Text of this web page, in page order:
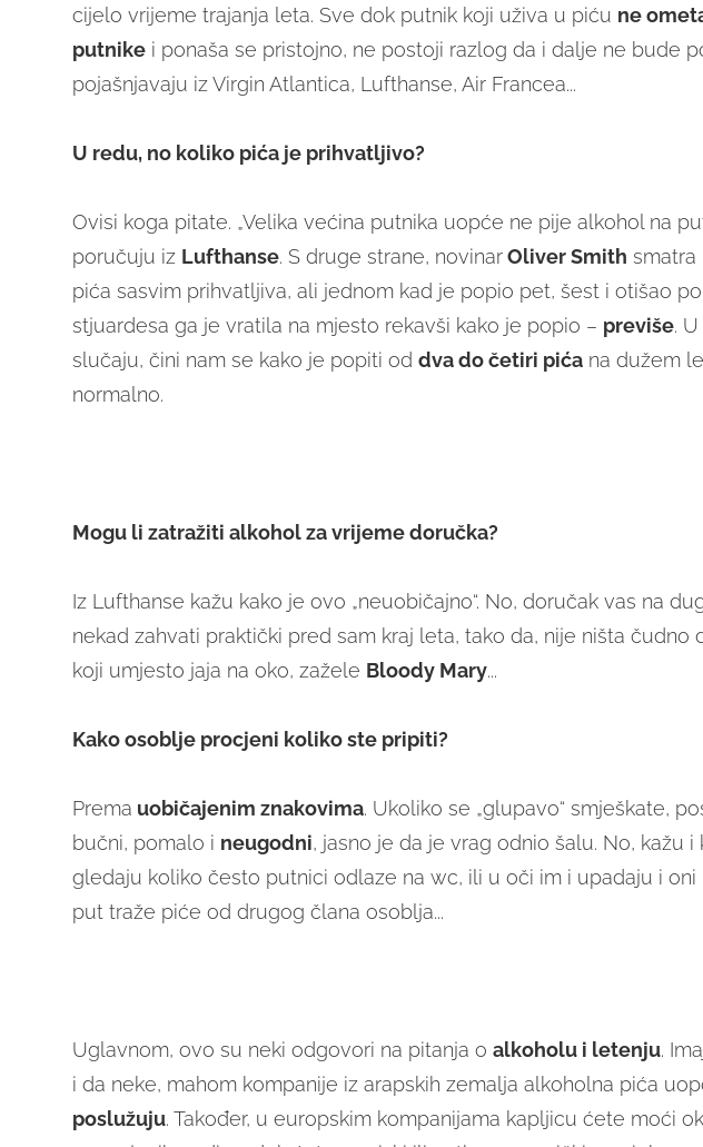
cijelo vrijeme trajanja leta. Sve dok putnik koji uživa u piću ne
putnikei ponaša se pristojno, ne postoji razlog da i dalje ne bude
pojašnjavaju iz Virgin Atlantica, Lufthanse, Air Francea...
U redu, no koliko pića je prihvatljivo?
Ovisi koga pitate. „Velika većina putnika uopće ne pije alkohol na
poručuju iz Lufthanse. S druge strane, novinarOliver Smith smatra
pića sasvim prihvatljiva, ali jednom kad je popio pet, šest i otišao
stjuardesa ga je vratila na mjesto rekavši kako je popio – previše.
slučaju, čini nam se kako je popiti od dva do četiri pićana dužem
normalno.
Mogu li zatražiti alkohol za vrijeme doručka?
Iz Lufthanse kažu kako je ovo „neuobičajno“. No, doručak vas na
nekad zahvati praktički pred sam kraj leta, tako da, nije ništa čudno
koji umjesto jaja na oko, zažele Bloody Mary...
Kako osoblje procjeni koliko ste pripiti?
Prema uobičajenim znakovima. Ukoliko se „glupavo“ smješkate,
bučni, pomalo i neugodni, jasno je da je vrag odnio šalu. No, kažu i
gledaju koliko često putnici odlaze na wc, ili u oči im i upadaju i oni
put traže piće od drugog člana osoblja...
Uglavnom, ovo su neki odgovori na pitanja o alkoholu i letenju.
i da neke, mahom kompanije iz arapskih zemalja alkoholna pića
poslužuju. Također, u europskim kompanijama kapljicu ćete moći